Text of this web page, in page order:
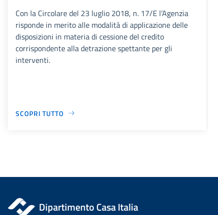
Con la Circolare del 23 luglio 2018, n. 17/E l’Agenzia
risponde in merito alle modalità di applicazione delle
disposizioni in materia di cessione del credito
corrispondente alla detrazione spettante per gli
interventi.
SCOPRI TUTTO
Dipartimento Casa Italia